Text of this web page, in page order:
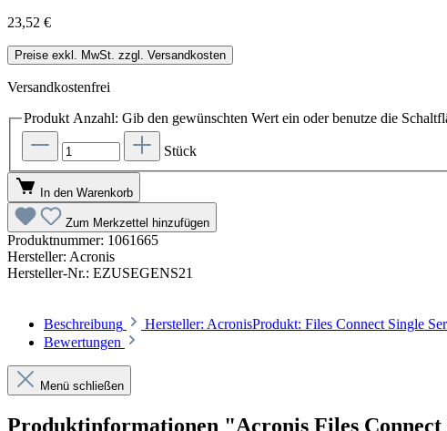
23,52 €
Preise exkl. MwSt. zzgl. Versandkosten
Versandkostenfrei
Produkt Anzahl: Gib den gewünschten Wert ein oder benutze die
Stück
In den Warenkorb
Zum Merkzettel hinzufügen
Produktnummer: 1061665
Hersteller: Acronis
Hersteller-Nr.: EZUSEGENS21
Beschreibung Hersteller: AcronisProdukt: Files Connect Single
Bewertungen
Menü schließen
Produktinformationen "Acronis Files